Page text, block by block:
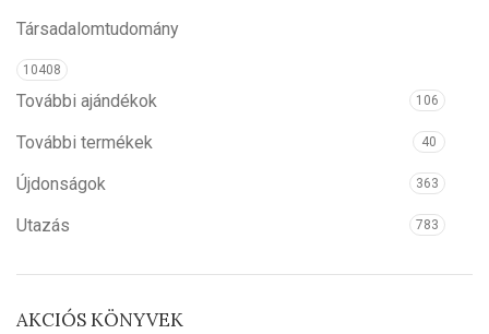
Társadalomtudomány
10408
További ajándékok 106
További termékek 40
Újdonságok 363
Utazás 783
AKCIÓS KÖNYVEK